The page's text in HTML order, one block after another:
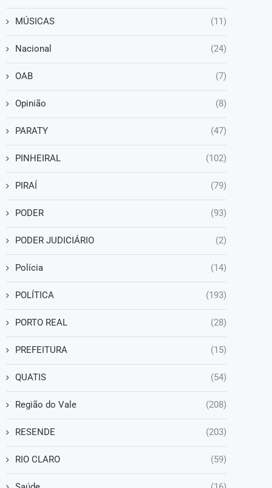
MÚSICAS (11)
Nacional (24)
OAB (7)
Opinião (8)
PARATY (47)
PINHEIRAL (102)
PIRAÍ (79)
PODER (93)
PODER JUDICIÁRIO (2)
Polícia (14)
POLÍTICA (193)
PORTO REAL (28)
PREFEITURA (15)
QUATIS (54)
Região do Vale (208)
RESENDE (203)
RIO CLARO (59)